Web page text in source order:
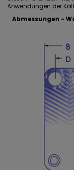
Anwendungen der
Abmessungen -